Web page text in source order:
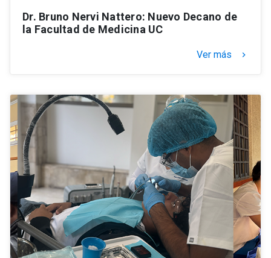
Dr. Bruno Nervi Nattero: Nuevo Decano de
la Facultad de Medicina UC
Ver más keyboard_arrow_right